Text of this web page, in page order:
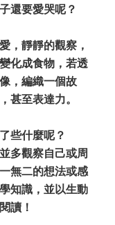
還要愛哭呢？
，靜靜的觀察，
化成食物，若透
，編織一個故
甚至表達力。
些什麼呢？
多觀察自己或周
無二的想法或感
知識，並以生動
讀！